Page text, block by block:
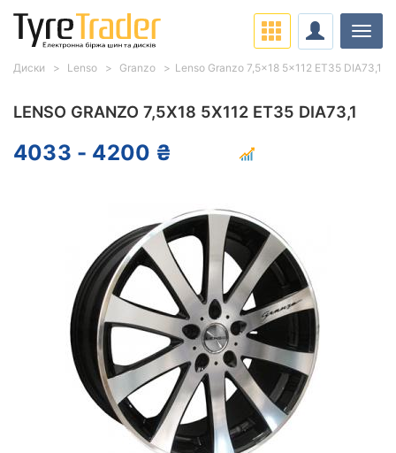
LENSO GRANZO 7,5X18 5X112 ET35 DIA73,1
4033 - 4200 ₴
Диски Lenso Granzo Lenso Granzo 7,5x18 5x112 ET35 DIA73,1